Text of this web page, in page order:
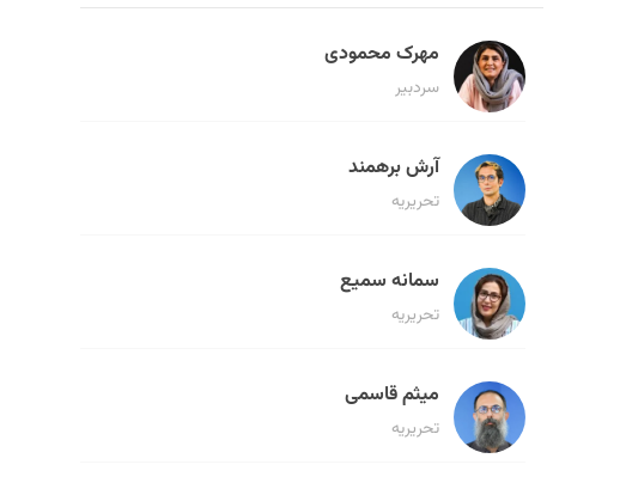
مهرک محمودی
سردبیر
آرش برهمند
تحریریه
سمانه سمیع
تحریریه
میثم قاسمی
تحریریه